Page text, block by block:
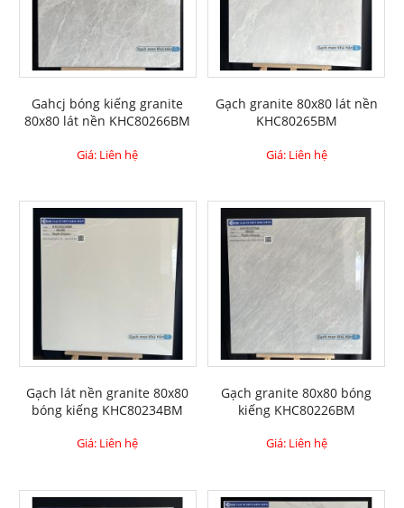
Gahcj bóng kiếng granite
80x80 lát nền KHC80266BM
Giá: Liên hệ
Gạch granite 80x80 lát nền
KHC80265BM
Giá: Liên hệ
Gạch lát nền granite 80x80
bóng kiếng KHC80234BM
Giá: Liên hệ
Gạch granite 80x80 bóng
kiếng KHC80226BM
Giá: Liên hệ